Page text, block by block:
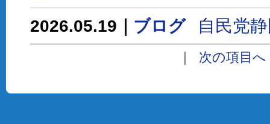
2026.05.19｜ ブログ 自民党
｜ 次の項目へ